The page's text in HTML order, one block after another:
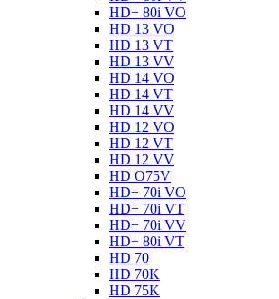
HD+ 80i VO
HD 13 VO
HD 13 VT
HD 13 VV
HD 14 VO
HD 14 VT
HD 14 VV
HD 12 VO
HD 12 VT
HD 12 VV
HD O75V
HD+ 70i VO
HD+ 70i VT
HD+ 70i VV
HD+ 80i VT
HD 70
HD 70K
HD 75K